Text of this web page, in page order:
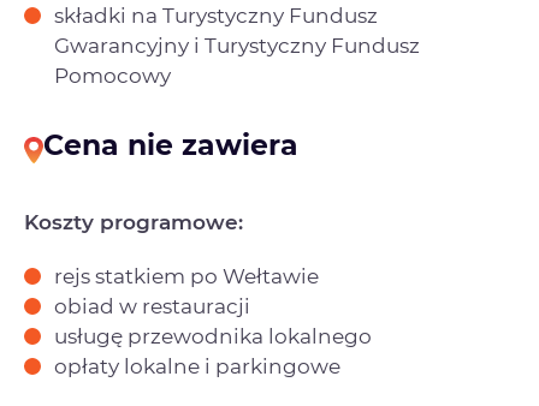
składki na Turystyczny Fundusz
Gwarancyjny i Turystyczny Fundusz
Pomocowy
Cena nie zawiera
Koszty programowe:
rejs statkiem po Wełtawie
obiad w restauracji
usługę przewodnika lokalnego
opłaty lokalne i parkingowe